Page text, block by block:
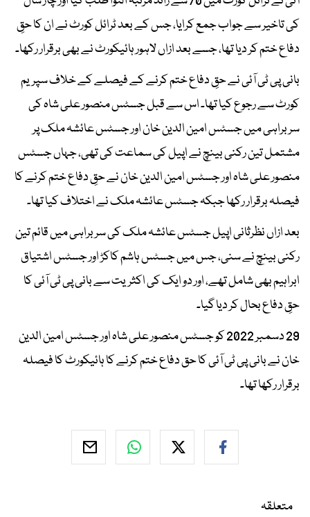
کی تاخیر سے جواب جمع کرایا، جس کے بعد ٹرائل کورٹ نے ان کا حقِ
دفاع ختم کر دیا تھا، جسے بعد ازاں لاہور ہائیکورٹ نے بھی برقرار رکھا۔
بانی پی ٹی آئی نے حقِ دفاع ختم کرنے کے فیصلے کے خلاف سپریم
کورٹ سے رجوع کیا تھا۔ اس سے قبل جسٹس منصور علی شاہ کی
سربراہی میں جسٹس امین الدین خان اور جسٹس عائشہ ملک پر
مشتمل تین رکنی بینچ نے اپیل کی سماعت کی تھی، جہاں جسٹس
منصور علی شاہ اور جسٹس امین الدین خان نے حقِ دفاع ختم کرنے کا
فیصلہ برقرار رکھا جبکہ جسٹس عائشہ ملک نے اختلاف کیا تھا۔
بعد ازاں نظرثانی اپیل جسٹس عائشہ ملک کی سربراہی میں قائم تین
رکنی بینچ نے سنی، جس میں جسٹس ہاشم کاکڑ اور جسٹس اشتیاق
ابراہیم بھی شامل تھے، اور دو ایک کی اکثریت سے بانی پی ٹی آئی کا
حقِ دفاع بحال کر دیا گیا۔
29 دسمبر 2022 کو جسٹس منصور علی شاہ اور جسٹس امین الدین
خان نے بانی پی ٹی آئی کا حق دفاع ختم کرنے کا ہائیکورٹ کا فیصلہ
برقرار رکھا تھا۔
متعلقہ